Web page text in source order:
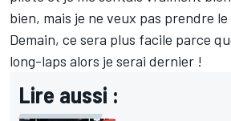
bien, mais je ne veux pas prendre
Demain, ce sera plus facile parce
long-laps alors je serai dernier !
Lire aussi :